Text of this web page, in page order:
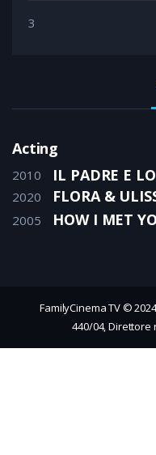
3
Acting
2010 IL PADRE E
2020 FLORA &
2005 HOW I MET
FamilyCinema TV ©
440/04, Direttore